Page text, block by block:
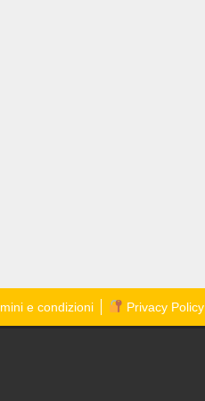
e condizioni Privacy Policy